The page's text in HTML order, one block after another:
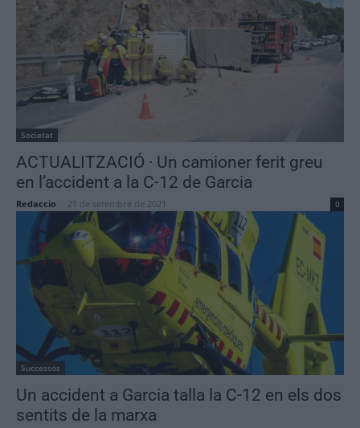
Societat
ACTUALITZACIÓ · Un camioner ferit greu
en l’accident a la C-12 de Garcia
Redaccio 21 de setembre de 2021 0
Successos
Un accident a Garcia talla la C-12 en els dos
sentits de la marxa